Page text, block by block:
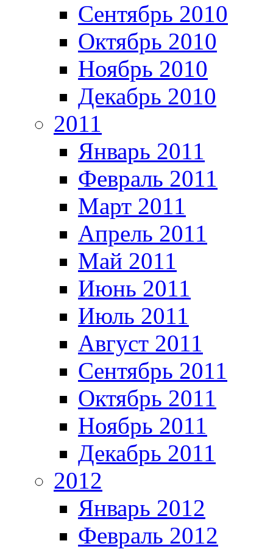
Сентябрь 2010
Октябрь 2010
Ноябрь 2010
Декабрь 2010
2011
Январь 2011
Февраль 2011
Март 2011
Апрель 2011
Май 2011
Июнь 2011
Июль 2011
Август 2011
Сентябрь 2011
Октябрь 2011
Ноябрь 2011
Декабрь 2011
2012
Январь 2012
Февраль 2012